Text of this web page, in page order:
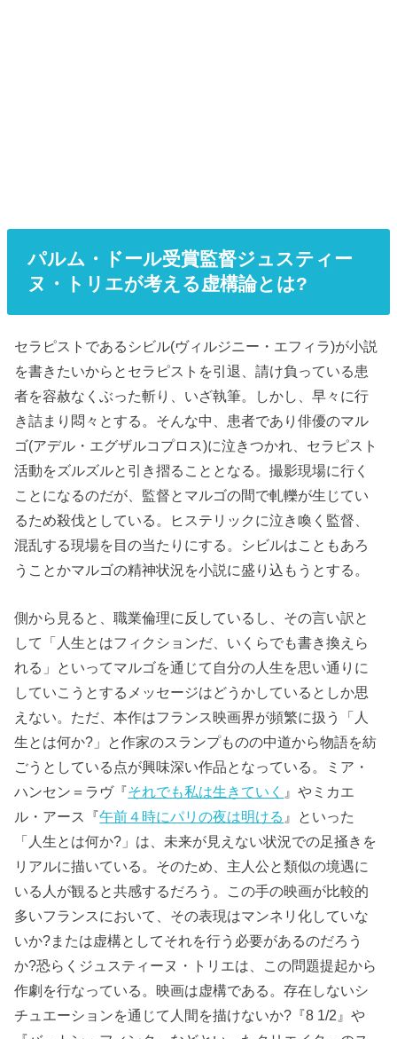
パルム・ドール受賞監督ジュスティー
ヌ・トリエが考える虚構論とは?
セラピストであるシビル(ヴィルジニー・エフィラ)が小説
を書きたいからとセラピストを引退、請け負っている患
者を容赦なくぶった斬り、いざ執筆。しかし、早々に行
き詰まり悶々とする。そんな中、患者であり俳優のマル
ゴ(アデル・エグザルコプロス)に泣きつかれ、セラピスト
活動をズルズルと引き摺ることとなる。撮影現場に行く
ことになるのだが、監督とマルゴの間で軋轢が生じてい
るため殺伐としている。ヒステリックに泣き喚く監督、
混乱する現場を目の当たりにする。シビルはこともあろ
うことかマルゴの精神状況を小説に盛り込もうとする。
側から見ると、職業倫理に反しているし、その言い訳と
して「人生とはフィクションだ、いくらでも書き換えら
れる」といってマルゴを通じて自分の人生を思い通りに
していこうとするメッセージはどうかしているとしか思
えない。ただ、本作はフランス映画界が頻繁に扱う「人
生とは何か?」と作家のスランプものの中道から物語を紡
ごうとしている点が興味深い作品となっている。ミア・
ハンセン＝ラヴ『それでも私は生きていく 』やミカエ
ル・アース『午前４時にパリの夜は明ける 』といった
「人生とは何か?」は、未来が見えない状況での足掻きを
リアルに描いている。そのため、主人公と類似の境遇に
いる人が観ると共感するだろう。この手の映画が比較的
多いフランスにおいて、その表現はマンネリ化していな
いか?または虚構としてそれを行う必要があるのだろう
か?恐らくジュスティーヌ・トリエは、この問題提起から
作劇を行なっている。映画は虚構である。存在しないシ
チュエーションを通じて人間を描けないか?『8 1/2』や